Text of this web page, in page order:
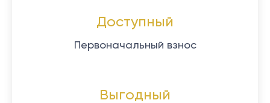
Доступный
Первоначальный взнос
Выгодный